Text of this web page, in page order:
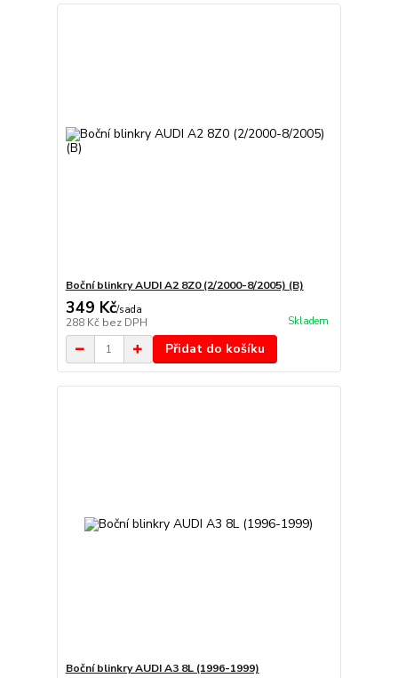
Boční blinkry AUDI A2 8Z0 (2/2000-8/2005) (B)
349 Kč/sada
288 Kč bez DPH Skladem
Přidat do košíku
Boční blinkry AUDI A3 8L (1996-1999)